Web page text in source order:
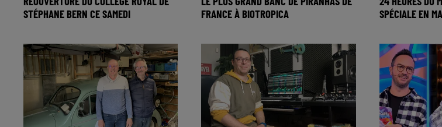
STÉPHANE BERN CE SAMEDI
FRANCE À BIOTROPICA
SPÉCIALE EN